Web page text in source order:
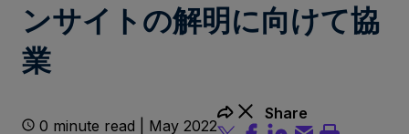
ンサイトの解明に向けて協
業
0 minute read | May 2022
Share